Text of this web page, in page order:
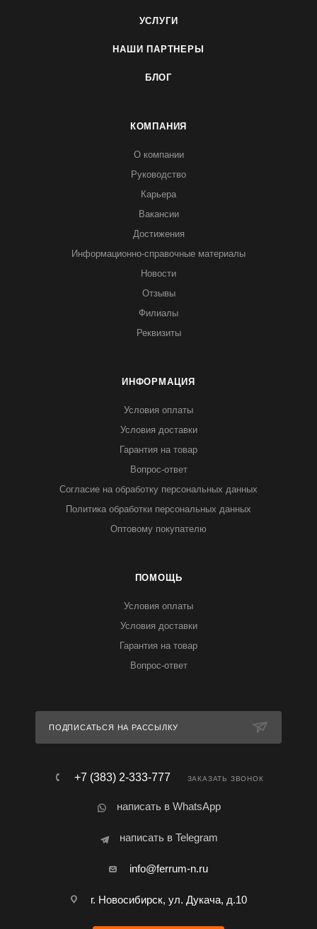
УСЛУГИ
НАШИ ПАРТНЕРЫ
БЛОГ
КОМПАНИЯ
О компании
Руководство
Карьера
Вакансии
Достижения
Информационно-справочные материалы
Новости
Отзывы
Филиалы
Реквизиты
ИНФОРМАЦИЯ
Условия оплаты
Условия доставки
Гарантия на товар
Вопрос-ответ
Согласие на обработку персональных данных
Политика обработки персональных данных
Оптовому покупателю
ПОМОЩЬ
Условия оплаты
Условия доставки
Гарантия на товар
Вопрос-ответ
ПОДПИСАТЬСЯ НА РАССЫЛКУ
+7 (383) 2-333-777 ЗАКАЗАТЬ ЗВОНОК
написать в WhatsApp
написать в Telegram
info@ferrum-n.ru
г. Новосибирск, ул. Дукача, д.10